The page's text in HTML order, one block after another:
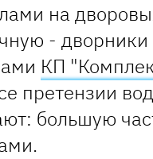
на
- дворники
КП
претензии
большую